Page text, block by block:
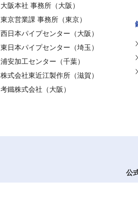
大阪本社 事務所（大阪）
東京営業課 事務所（東京）
西日本パイプセンター（大阪）
東日本パイプセンター（埼玉）
浦安加工センター（千葉）
株式会社東近江製作所（滋賀）
考鐵株式会社（大阪）
公